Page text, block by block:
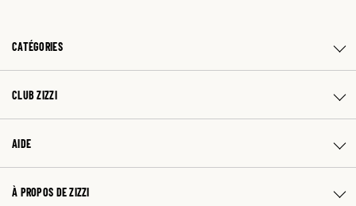
CATÉGORIES
CLUB ZIZZI
AIDE
À PROPOS DE ZIZZI